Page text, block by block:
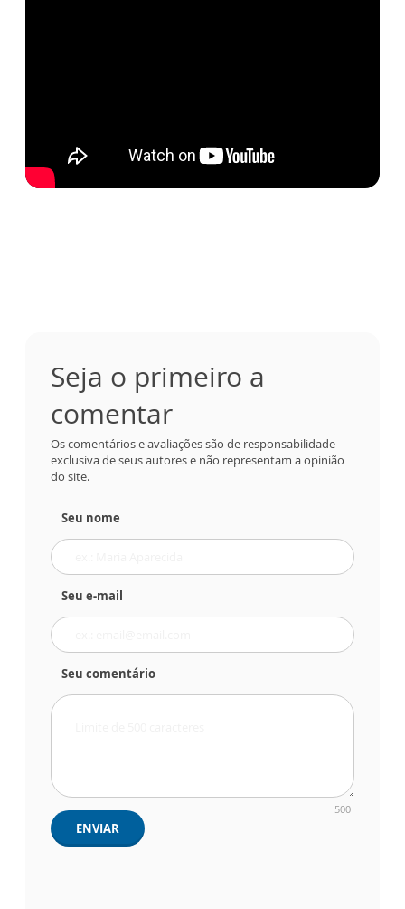
Seja o primeiro a
comentar
Os comentários e avaliações são de responsabilidade
exclusiva de seus autores e não representam a opinião
do site.
Seu nome
Seu e-mail
Seu comentário
500
ENVIAR